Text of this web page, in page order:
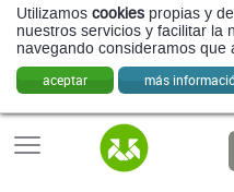
Utilizamos cookies propias y
nuestros servicios y facilitar la
navegando consideramos que
aceptar más